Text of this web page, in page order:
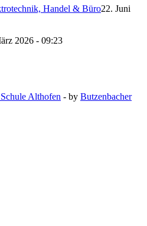
Handel & Büro22. Juni
2026 - 09:23
Althofen - by Butzenbacher